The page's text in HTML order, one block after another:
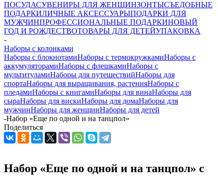
ПОСУДАСУВЕНИРЫ ДЛЯ ЖЕНЩИНЗОНТЫСЪЕДОБНЫЕ
ПОДАРКИЛИЧНЫЕ АКСЕССУАРЫПОДАРКИ ДЛЯ
МУЖЧИНПРОФЕССИОНАЛЬНЫЕ ПОДАРКИНОВЫЙ
ГОД И РОЖДЕСТВОТОВАРЫ ДЛЯ ДЕТЕЙУПАКОВКА
-
Наборы с колонками
Наборы с блокнотамиНаборы с термокружкамиНаборы с
аккумуляторамиНаборы с флешкамиНаборы с
мультитуламиНаборы для путешествийНаборы для
спортаНаборы для выращивания, растенияНаборы с
пледамиНаборы с книгамиНаборы для винаНаборы для
сыраНаборы для вискиНаборы для домаНаборы для
мужчинНаборы для женщинНаборы для детей
-Набор «Еще по одной и на танцпол»
Поделиться
Набор «Еще по одной и на танцпол» с